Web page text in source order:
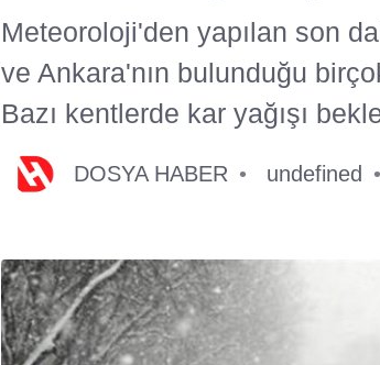
Meteoroloji'den yapılan son
ve Ankara'nın bulunduğu
Bazı kentlerde kar yağışı
DOSYA HABER undefined